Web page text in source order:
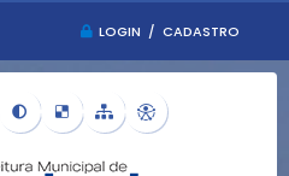
LOGIN / CADASTRO